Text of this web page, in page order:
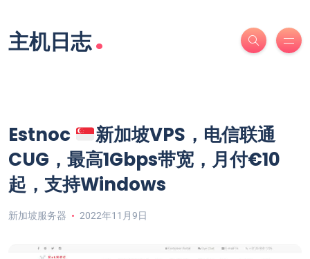
主机日志.
Estnoc
新加坡VPS，电信联通
CUG，最高1Gbps带宽，月付€10
起，支持Windows
新加坡服务器 2022年11月9日